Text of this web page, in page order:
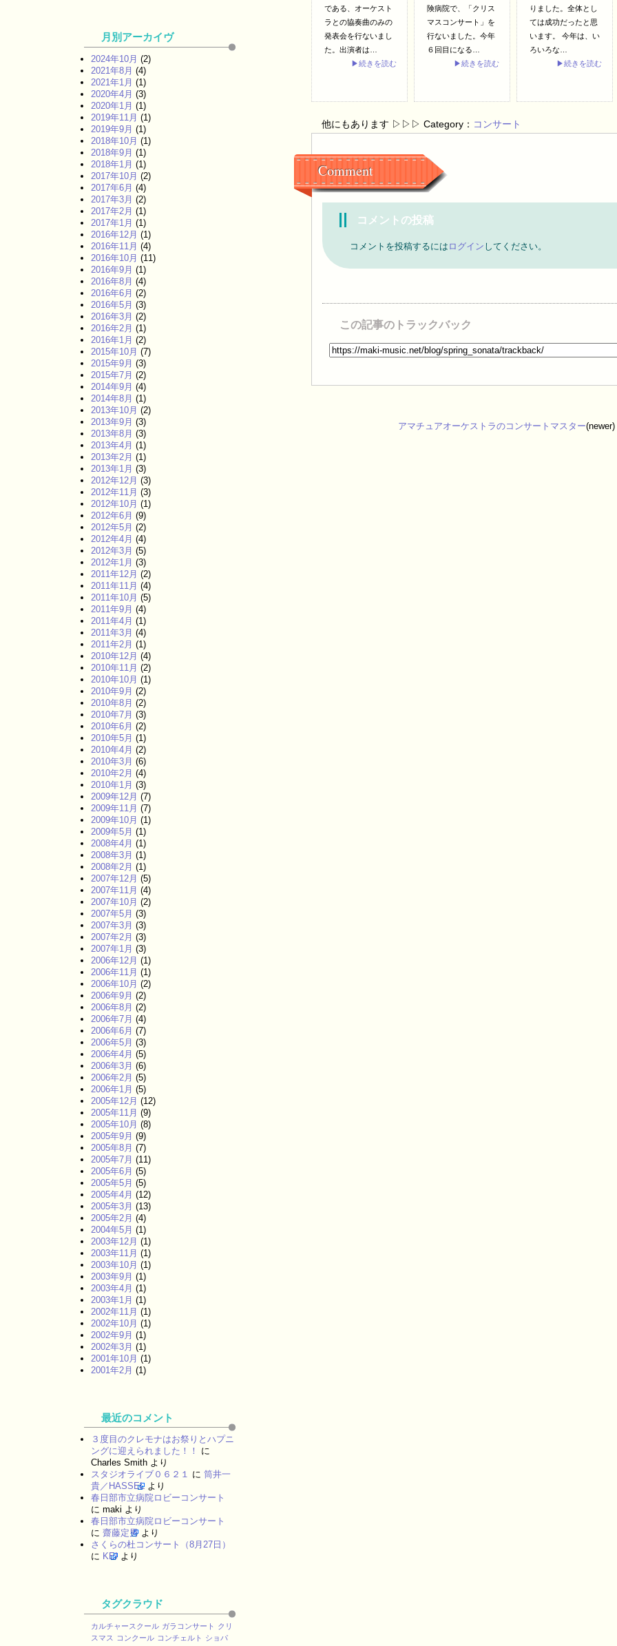
である、オーケスト
ラとの協奏曲のみの
発表会を行ないまし
た。出演者は…
▶続きを読む
険病院で、「クリス
マスコンサート」を
行ないました。今年
６回目になる…
▶続きを読む
りました。全体とし
ては成功だったと思
います。 今年は、い
ろいろな…
▶続きを読む
他にもあります ▷▷▷ Category： コンサート
Comment
コメントの投稿
コメントを投稿するには ログイン してください。
この記事のトラックバック
アマチュアオーケストラのコンサートマスター(newer)
月別アーカイヴ
2024年10月 (2)
2021年8月 (4)
2021年1月 (1)
2020年4月 (3)
2020年1月 (1)
2019年11月 (1)
2019年9月 (1)
2018年10月 (1)
2018年9月 (1)
2018年1月 (1)
2017年10月 (2)
2017年6月 (4)
2017年3月 (2)
2017年2月 (1)
2017年1月 (1)
2016年12月 (1)
2016年11月 (4)
2016年10月 (11)
2016年9月 (1)
2016年8月 (4)
2016年6月 (2)
2016年5月 (3)
2016年3月 (2)
2016年2月 (1)
2016年1月 (2)
2015年10月 (7)
2015年9月 (3)
2015年7月 (2)
2014年9月 (4)
2014年8月 (1)
2013年10月 (2)
2013年9月 (3)
2013年8月 (3)
2013年4月 (1)
2013年2月 (1)
2013年1月 (3)
2012年12月 (3)
2012年11月 (3)
2012年10月 (1)
2012年6月 (9)
2012年5月 (2)
2012年4月 (4)
2012年3月 (5)
2012年1月 (3)
2011年12月 (2)
2011年11月 (4)
2011年10月 (5)
2011年9月 (4)
2011年4月 (1)
2011年3月 (4)
2011年2月 (1)
2010年12月 (4)
2010年11月 (2)
2010年10月 (1)
2010年9月 (2)
2010年8月 (2)
2010年7月 (3)
2010年6月 (2)
2010年5月 (1)
2010年4月 (2)
2010年3月 (6)
2010年2月 (4)
2010年1月 (3)
2009年12月 (7)
2009年11月 (7)
2009年10月 (1)
2009年5月 (1)
2008年4月 (1)
2008年3月 (1)
2008年2月 (1)
2007年12月 (5)
2007年11月 (4)
2007年10月 (2)
2007年5月 (3)
2007年3月 (3)
2007年2月 (3)
2007年1月 (3)
2006年12月 (1)
2006年11月 (1)
2006年10月 (2)
2006年9月 (2)
2006年8月 (2)
2006年7月 (4)
2006年6月 (7)
2006年5月 (3)
2006年4月 (5)
2006年3月 (6)
2006年2月 (5)
2006年1月 (5)
2005年12月 (12)
2005年11月 (9)
2005年10月 (8)
2005年9月 (9)
2005年8月 (7)
2005年7月 (11)
2005年6月 (5)
2005年5月 (5)
2005年4月 (12)
2005年3月 (13)
2005年2月 (4)
2004年5月 (1)
2003年12月 (1)
2003年11月 (1)
2003年10月 (1)
2003年9月 (1)
2003年4月 (1)
2003年1月 (1)
2002年11月 (1)
2002年10月 (1)
2002年9月 (1)
2002年3月 (1)
2001年10月 (1)
2001年2月 (1)
最近のコメント
３度目のクレモナはお祭りとハプニ
ングに迎えられました！！
に
Charles Smith より
スタジオライブ０６２１ に 筒井一
貴／HASSEL より
春日部市立病院ロビーコンサート
に maki より
春日部市立病院ロビーコンサート
に 齋藤定男 より
さくらの杜コンサート（8月27日）
に KEI より
タグクラウド
カルチャースクール ガラコンサート
クリ
スマス
コンクール コンチェルト
ショパ